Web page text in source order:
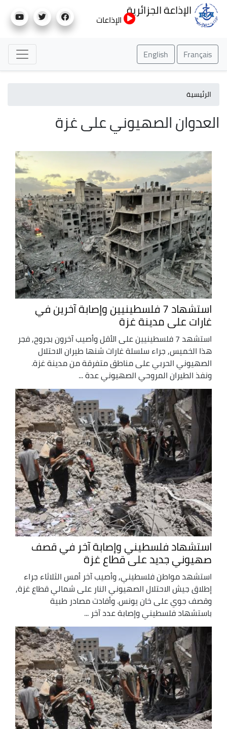
إلى
الإذاعة الجزائرية
الإذاعات
Français
English
الرئيسية
العدوان الصهيوني على غزة
استشهاد 7 فلسطينيين وإصابة آخرين في
غارات على مدينة غزة
استشهد 7 فلسطينيين على الأقل وأصيب آخرون بجروح, فجر
هذا الخميس, جراء سلسلة غارات شنها طيران الاحتلال
الصهيوني الحربي على مناطق متفرقة من مدينة غزة.
ونفذ الطيران المروحي الصهيوني عدة ...
استشهاد فلسطيني وإصابة آخر في قصف
صهيوني جديد على قطاع غزة
استشهد مواطن فلسطيني, وأصيب آخر أمس الثلاثاء جراء
إطلاق جيش الاحتلال الصهيوني النار على شمالي قطاع غزة,
وقصف جوي على خان يونس. وأفادت مصادر طبية
باستشهاد فلسطيني وإصابة عدد آخر ...